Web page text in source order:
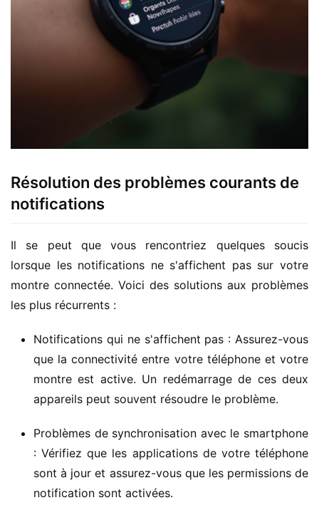
Résolution des problèmes courants de
notifications
Il se peut que vous rencontriez quelques soucis
lorsque les notifications ne s'affichent pas sur votre
montre connectée. Voici des solutions aux problèmes
les plus récurrents :
Notifications qui ne s'affichent pas : Assurez-vous
que la connectivité entre votre téléphone et votre
montre est active. Un redémarrage de ces deux
appareils peut souvent résoudre le problème.
Problèmes de synchronisation avec le smartphone
: Vérifiez que les applications de votre téléphone
sont à jour et assurez-vous que les permissions de
notification sont activées.